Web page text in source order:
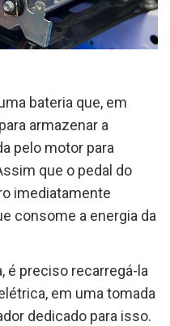
bateria que, em
armazenar a
pelo motor para
que o pedal do
imediatamente
consome a energia da
é preciso recarregá-la
em uma tomada
dedicado para isso.